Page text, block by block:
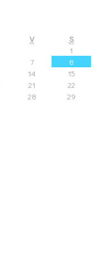
V
S
1
7
8
14
15
21
22
28
29